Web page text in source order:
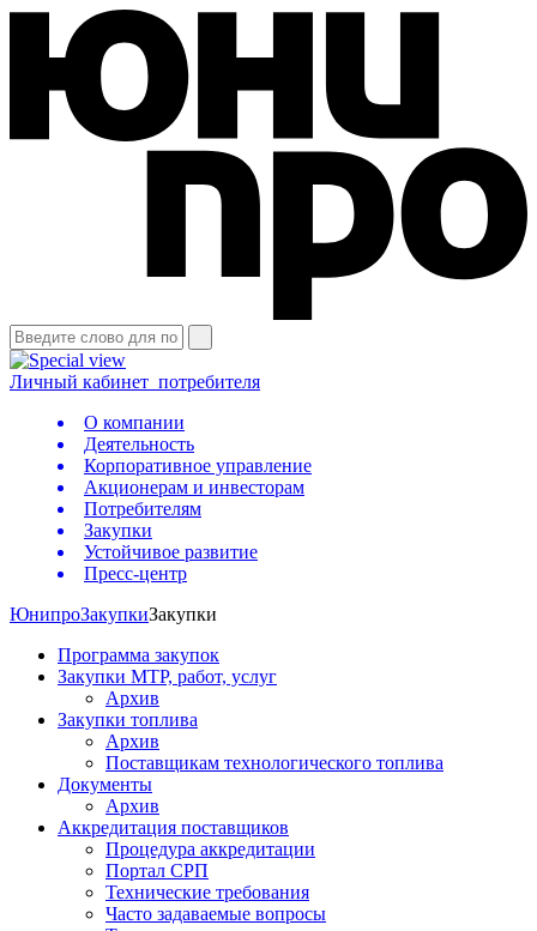
Личный кабинет потребителя
О компании
Деятельность
Корпоративное управление
Акционерам и инвесторам
Потребителям
Закупки
Устойчивое развитие
Пресс-центр
ЮнипроЗакупкиЗакупки
Программа закупок
Закупки МТР, работ, услуг
Архив
Закупки топлива
Архив
Поставщикам технологического топлива
Документы
Архив
Аккредитация поставщиков
Процедура аккредитации
Портал СРП
Технические требования
Часто задаваемые вопросы